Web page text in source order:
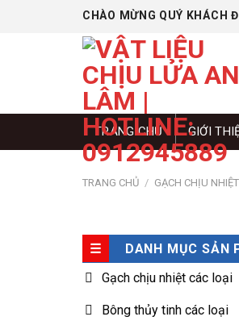
CHÀO MỪNG QUÝ KHÁCH
TRANG CHỦ GIỚI
TRANG CHỦ / GẠCH CHỊU NHIỆT
DANH MỤC SẢN
Gạch chịu nhiệt các loại
Bông thủy tinh các loại